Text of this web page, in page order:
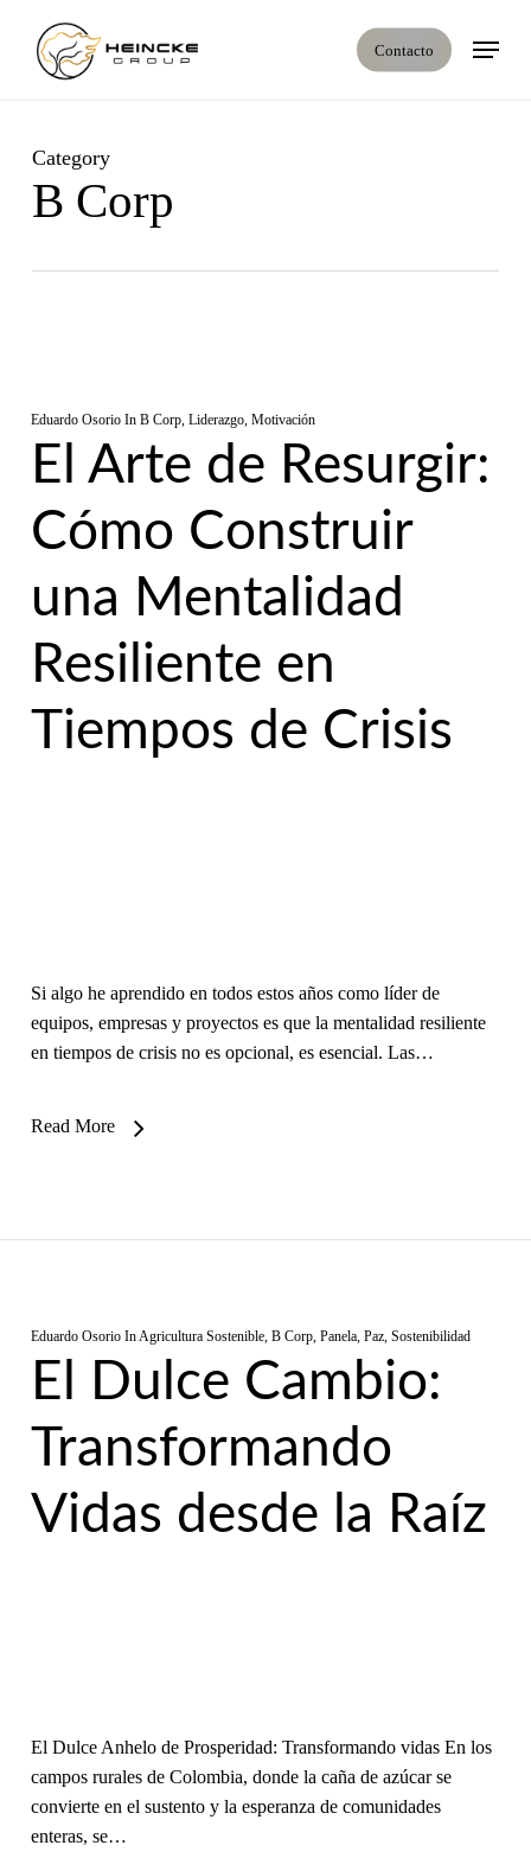
Contacto
Menú
Category
B Corp
Eduardo Osorio In B Corp, Liderazgo, Motivación
El Arte de Resurgir:
Cómo Construir
una Mentalidad
Resiliente en
Tiempos de Crisis
Si algo he aprendido en todos estos años como líder de
equipos, empresas y proyectos es que la mentalidad resiliente
en tiempos de crisis no es opcional, es esencial. Las…
Read More
Eduardo Osorio InAgricultura Sostenible, B Corp, Panela, Paz, Sostenibilidad
El Dulce Cambio:
Transformando
Vidas desde la Raíz
El Dulce Anhelo de Prosperidad: Transformando vidas En los
campos rurales de Colombia, donde la caña de azúcar se
convierte en el sustento y la esperanza de comunidades
enteras, se…